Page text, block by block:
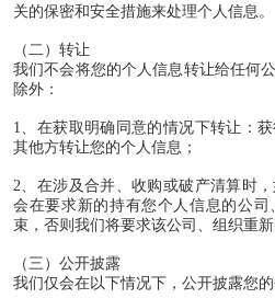
关的保密和安全措施来处理个人信息。
（二）转让
我们不会将您的个人信息转让给任何
除外：
1、在获取明确同意的情况下转让：
其他方转让您的个人信息；
2、在涉及合并、收购或破产清算时
会在要求新的持有您个人信息的公
束，否则我们将要求该公司、组织重新
（三）公开披露
我们仅会在以下情况下，公开披露您的